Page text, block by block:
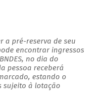
a pré-reserva de seu
encontrar ingressos
no dia do
pessoa receberá
estando o
sujeito à lotação